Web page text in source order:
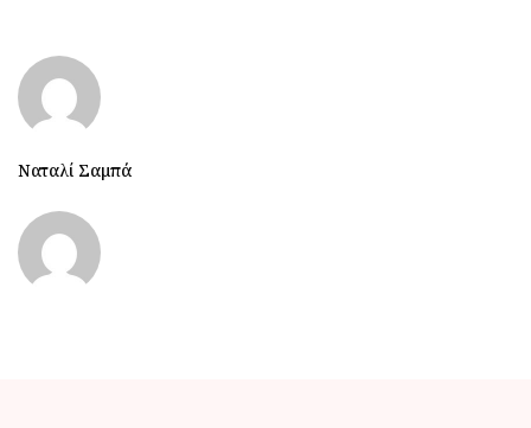
Ναταλί Σαμπά